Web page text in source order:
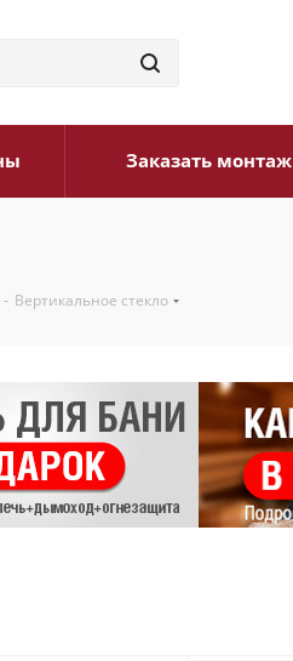
Заказать монтаж
- Вертикальное стекло